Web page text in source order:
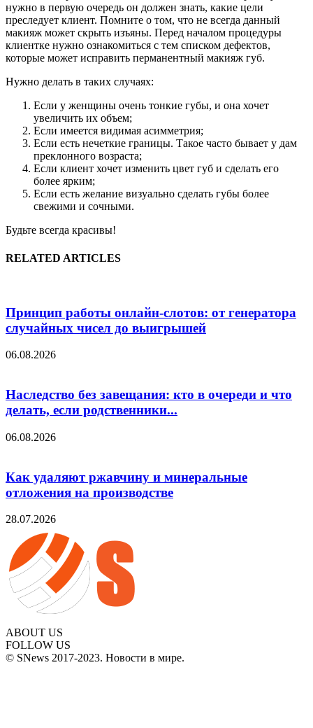
нужно в первую очередь он должен знать, какие цели
преследует клиент. Помните о том, что не всегда данный
макияж может скрыть изъяны. Перед началом процедуры
клиентке нужно ознакомиться с тем списком дефектов,
которые может исправить перманентный макияж губ.
Нужно делать в таких случаях:
Если у женщины очень тонкие губы, и она хочет
увеличить их объем;
Если имеется видимая асимметрия;
Если есть нечеткие границы. Такое часто бывает у дам
преклонного возраста;
Если клиент хочет изменить цвет губ и сделать его
более ярким;
Если есть желание визуально сделать губы более
свежими и сочными.
Будьте всегда красивы!
RELATED ARTICLES
Принцип работы онлайн-слотов: от генератора
случайных чисел до выигрышей
06.08.2026
Наследство без завещания: кто в очереди и что
делать, если родственники...
06.08.2026
Как удаляют ржавчину и минеральные
отложения на производстве
28.07.2026
ABOUT US
FOLLOW US
© SNews 2017-2023. Новости в мире.